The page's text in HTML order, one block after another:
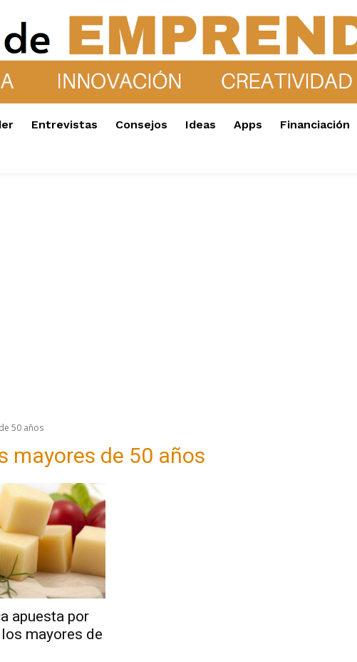
Entrevistas Consejos Ideas Apps Financiación
50 años
mayores de 50 años
apuesta por
mayores de